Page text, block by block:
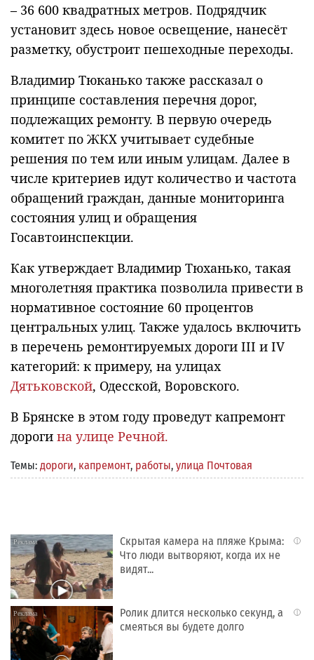
– 36 600 квадратных метров. Подрядчик
установит здесь новое освещение, нанесёт
разметку, обустроит пешеходные переходы.
Владимир Тюканько также рассказал о
принципе составления перечня дорог,
подлежащих ремонту. В первую очередь
комитет по ЖКХ учитывает судебные
решения по тем или иным улицам. Далее в
числе критериев идут количество и частота
обращений граждан, данные мониторинга
состояния улиц и обращения
Госавтоинспекции.
Как утверждает Владимир Тюханько, такая
многолетняя практика позволила привести в
нормативное состояние 60 процентов
центральных улиц. Также удалось включить
в перечень ремонтируемых дороги III и IV
категорий: к примеру, на улицах
Дятьковской, Одесской, Воровского.
В Брянске в этом году проведут капремонт
дороги на улице Речной.
Темы: дороги, капремонт, работы, улица Почтовая
i
Скрытая камера на пляже Крыма:
Что люди вытворяют, когда их не
видят...
i
Ролик длится несколько секунд, а
смеяться вы будете долго